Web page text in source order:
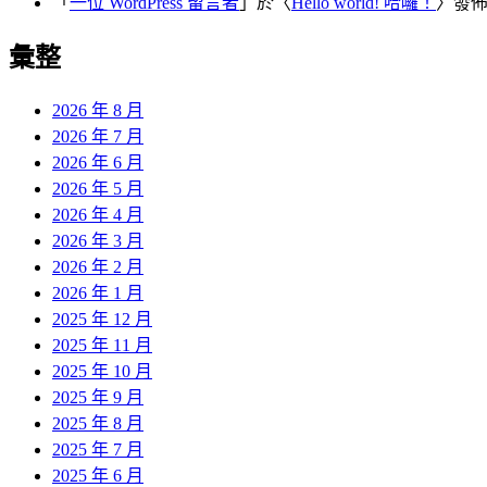
彙整
2026 年 8 月
2026 年 7 月
2026 年 6 月
2026 年 5 月
2026 年 4 月
2026 年 3 月
2026 年 2 月
2026 年 1 月
2025 年 12 月
2025 年 11 月
2025 年 10 月
2025 年 9 月
2025 年 8 月
2025 年 7 月
2025 年 6 月